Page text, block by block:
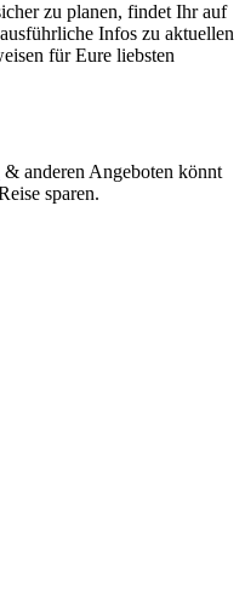
zu planen, findet Ihr auf
ausführliche Infos zu aktuellen
für Eure liebsten
& anderen Angeboten könnt
sparen.